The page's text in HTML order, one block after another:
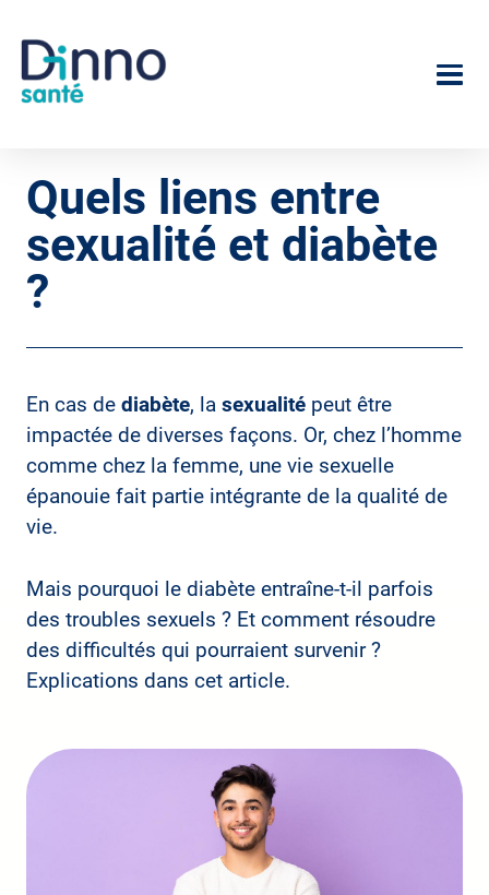
contenu
principal
Image
Quels liens entre
sexualité et diabète
?
En cas de diabète, la sexualité peut être
impactée de diverses façons. Or, chez l’homme
comme chez la femme, une vie sexuelle
épanouie fait partie intégrante de la qualité de
vie.
Mais pourquoi le diabète entraîne-t-il parfois
des troubles sexuels ? Et comment résoudre
des difficultés qui pourraient survenir ?
Explications dans cet article.